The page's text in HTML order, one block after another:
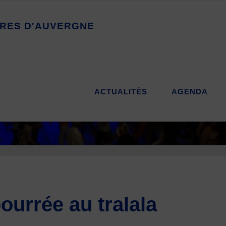
RES D'AUVERGNE
ACTUALITÉS AGENDA
au tralala